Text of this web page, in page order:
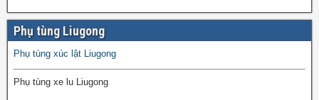
Phụ tùng Liugong
Phụ tùng xúc lật Liugong
Phụ tùng xe lu Liugong